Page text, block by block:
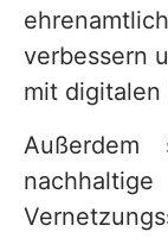
verbessern
mit